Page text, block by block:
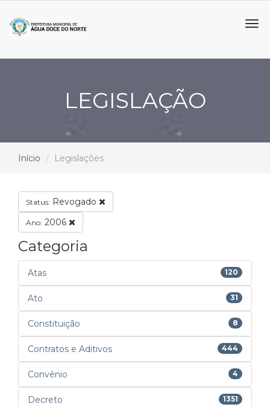
LEGISLAÇÃO
Início Legislações
Status: Revogado
Ano: 2006
Categoria
Atas 120
Ato 31
Constituição 8
Contratos e Aditivos 444
Convênio 4
Decreto 1351